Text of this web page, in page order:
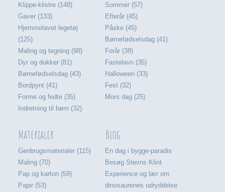
Klippe-klistre (148)
Gaver (133)
Hjemmelavet legetøj
(125)
Maling og tegning (98)
Dyr og dukker (81)
Børnefødselsdag (43)
Bordpynt (41)
Forme og fedte (35)
Indretning til børn (32)
Sommer (57)
Efterår (45)
Påske (45)
Børnefødselsdag (41)
Forår (38)
Fastelavn (35)
Halloween (33)
Fest (32)
Mors dag (25)
Materialer
Genbrugsmaterialer (115)
Maling (70)
Pap og karton (59)
Papir (53)
Blog
En dag i bygge-paradis
Besøg Stevns Klint
Experience og lær om
dinosaurenes udryddelse